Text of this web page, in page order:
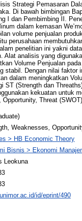
Strategi Pemasaran
Di bawah bimbingan
I dan Pembimbing II.
dalam kemasan
volume penjualan
perusahaan
penelitian ini yakni
Alat analisis yang
Volume Penjualan
stabil. Dengan nilai
dalam meningkatkan
ST (Strength dan
kekuatan untuk
Threat (SWOT)
Weaknesses,
> HB Economic Theory
Bisnis > Ekonomi
Leokuna
id/eprint/490